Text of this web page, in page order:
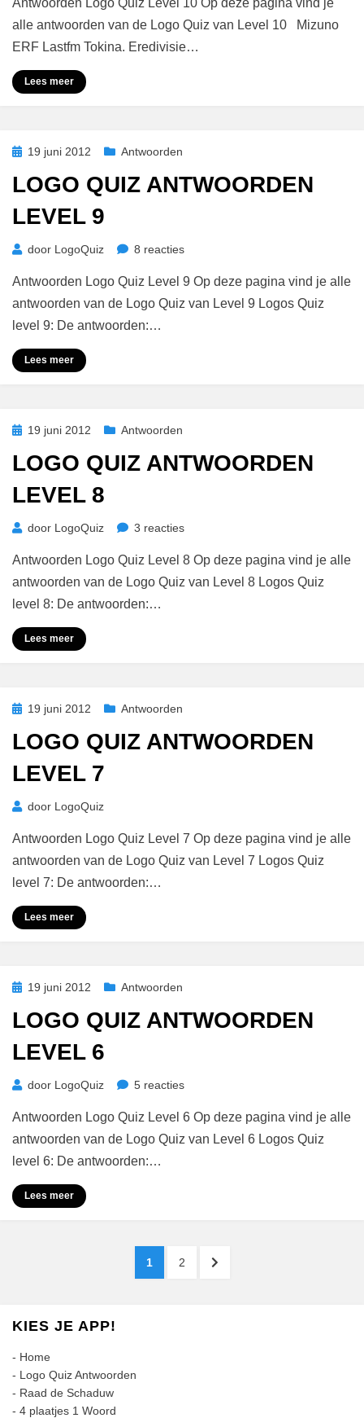
Quiz
Antwoorden
Level
Antwoorden Logo Quiz Level 10 Op deze pagina vind je
alle antwoorden van de Logo Quiz van Level 10 Mizuno
ERF Lastfm Tokina. Eredivisie…
Lees meer
Geplaatst
19 juni 2012 Antwoorden
LOGO QUIZ ANTWOORDEN
LEVEL 9
door LogoQuiz 8 reactiesop
Quiz
Antwoorden
Antwoorden Logo Quiz Level 9 Op deze pagina vind je alle
antwoorden van de Logo Quiz van Level 9 Logos Quiz
level 9: De antwoorden:…
Lees meer
Geplaatst
19 juni 2012 Antwoorden
LOGO QUIZ ANTWOORDEN
LEVEL 8
door LogoQuiz 3 reactiesop
Quiz
Antwoorden
Antwoorden Logo Quiz Level 8 Op deze pagina vind je alle
antwoorden van de Logo Quiz van Level 8 Logos Quiz
level 8: De antwoorden:…
Lees meer
Geplaatst
19 juni 2012 Antwoorden
LOGO QUIZ ANTWOORDEN
LEVEL 7
door LogoQuiz
Antwoorden Logo Quiz Level 7 Op deze pagina vind je alle
antwoorden van de Logo Quiz van Level 7 Logos Quiz
level 7: De antwoorden:…
Lees meer
Geplaatst
19 juni 2012 Antwoorden
LOGO QUIZ ANTWOORDEN
LEVEL 6
door LogoQuiz 5 reactiesop
Quiz
Antwoorden
Antwoorden Logo Quiz Level 6 Op deze pagina vind je alle
antwoorden van de Logo Quiz van Level 6 Logos Quiz
level 6: De antwoorden:…
Lees meer
PAGINA
1 PAGINA
2
VOLGENDE
KIES JE APP!
- Home
- Logo Quiz Antwoorden
- Raad de Schaduw
- 4 plaatjes 1 Woord